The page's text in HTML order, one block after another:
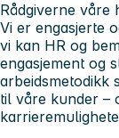
Rådgiverne
Vi er engasjerte
vi kan HR og
engasjement og
arbeidsmetodikk
til våre kunder –